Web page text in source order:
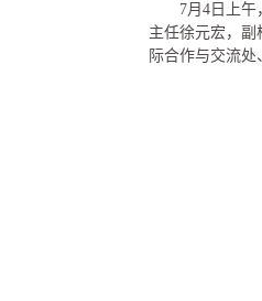
7月4日上
主任徐元宏，
际合作与交流